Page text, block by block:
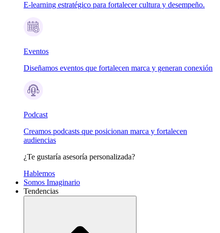
E-learning estratégico para fortalecer cultura y desempeño.
Eventos
Diseñamos eventos que fortalecen marca y generan conexión
Podcast
Creamos podcasts que posicionan marca y fortalecen
audiencias
¿Te gustaría asesoría personalizada?
Hablemos
Somos Imaginario
Tendencias